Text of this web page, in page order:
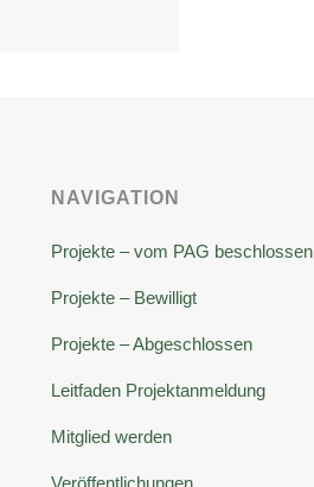
NAVIGATION
Projekte – vom PAG beschlossen
Projekte – Bewilligt
Projekte – Abgeschlossen
Leitfaden Projektanmeldung
Mitglied werden
Veröffentlichungen